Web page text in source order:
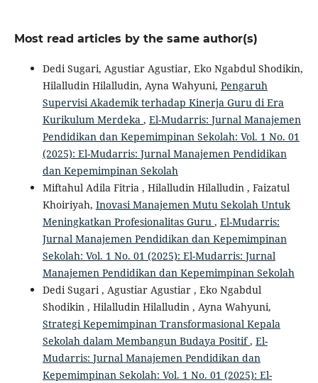
Most read articles by the same author(s)
Dedi Sugari, Agustiar Agustiar, Eko Ngabdul Shodikin,
Hilalludin Hilalludin, Ayna Wahyuni, Pengaruh
Supervisi Akademik terhadap Kinerja Guru di Era
Kurikulum Merdeka , El-Mudarris: Jurnal Manajemen
Pendidikan dan Kepemimpinan Sekolah: Vol. 1 No. 01
(2025): El-Mudarris: Jurnal Manajemen Pendidikan
dan Kepemimpinan Sekolah
Miftahul Adila Fitria , Hilalludin Hilalludin , Faizatul
Khoiriyah, Inovasi Manajemen Mutu Sekolah Untuk
Meningkatkan Profesionalitas Guru , El-Mudarris:
Jurnal Manajemen Pendidikan dan Kepemimpinan
Sekolah: Vol. 1 No. 01 (2025): El-Mudarris: Jurnal
Manajemen Pendidikan dan Kepemimpinan Sekolah
Dedi Sugari , Agustiar Agustiar , Eko Ngabdul
Shodikin , Hilalludin Hilalludin , Ayna Wahyuni,
Strategi Kepemimpinan Transformasional Kepala
Sekolah dalam Membangun Budaya Positif, El-
Mudarris: Jurnal Manajemen Pendidikan dan
Kepemimpinan Sekolah: Vol. 1 No. 01 (2025): El-